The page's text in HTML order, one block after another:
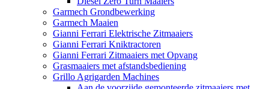
Garmech Grondbewerking
Garmech Maaien
Gianni Ferrari Elektrische Zitmaaiers
Gianni Ferrari Kniktractoren
Gianni Ferrari Zitmaaiers met Opvang
Grasmaaiers met afstandsbediening
Grillo Agrigarden Machines